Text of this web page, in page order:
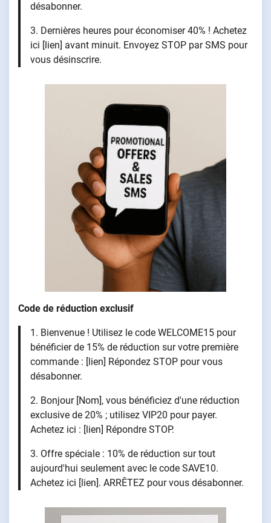
désabonner.
3. Dernières heures pour économiser 40% ! Achetez
ici [lien] avant minuit. Envoyez STOP par SMS pour
vous désinscrire.
Code de réduction exclusif
1. Bienvenue ! Utilisez le code WELCOME15 pour
bénéficier de 15% de réduction sur votre première
commande : [lien] Répondez STOP pour vous
désabonner.
2. Bonjour [Nom], vous bénéficiez d'une réduction
exclusive de 20% ; utilisez VIP20 pour payer.
Achetez ici : [lien] Répondre STOP.
3. Offre spéciale : 10% de réduction sur tout
aujourd'hui seulement avec le code SAVE10.
Achetez ici [lien]. ARRÊTEZ pour vous désabonner.